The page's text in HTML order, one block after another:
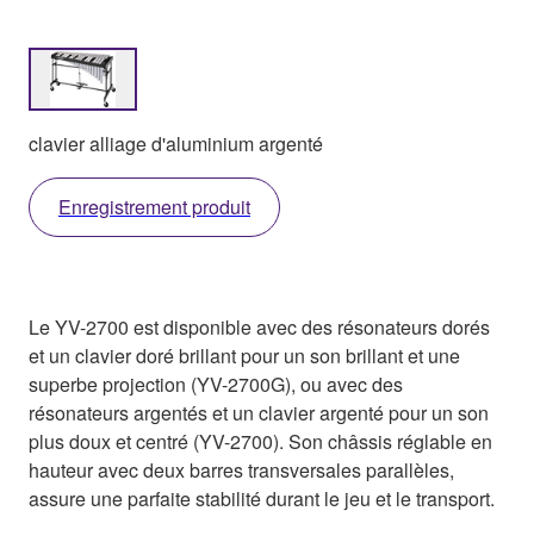
clavier alliage d'aluminium argenté
Enregistrement produit
Le YV-2700 est disponible avec des résonateurs dorés
et un clavier doré brillant pour un son brillant et une
superbe projection (YV-2700G), ou avec des
résonateurs argentés et un clavier argenté pour un son
plus doux et centré (YV-2700). Son châssis réglable en
hauteur avec deux barres transversales parallèles,
assure une parfaite stabilité durant le jeu et le transport.